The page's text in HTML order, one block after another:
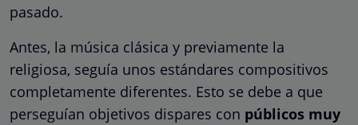
pasado.
Antes, la música clásica y previamente la
religiosa, seguía unos estándares compositivos
completamente diferentes. Esto se debe a que
perseguían objetivos dispares con públicos muy